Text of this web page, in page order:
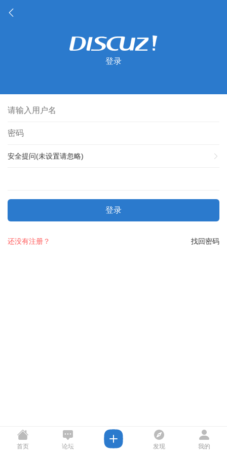
登录
安全提问(未设置请忽略)
登录
找回密码
还没有注册？
首页 论坛 发现 我的